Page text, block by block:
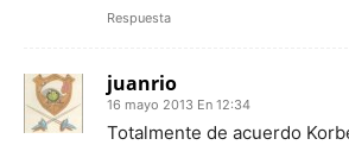
Respuesta
juanrio
16 mayo 2013 En 12:34
Totalmente de acuerdo